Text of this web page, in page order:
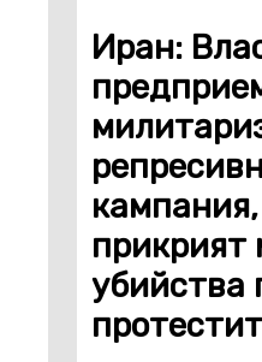
Иран:
прикрият
убийства